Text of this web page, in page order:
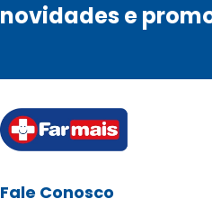
novidades e
Fale Conosco